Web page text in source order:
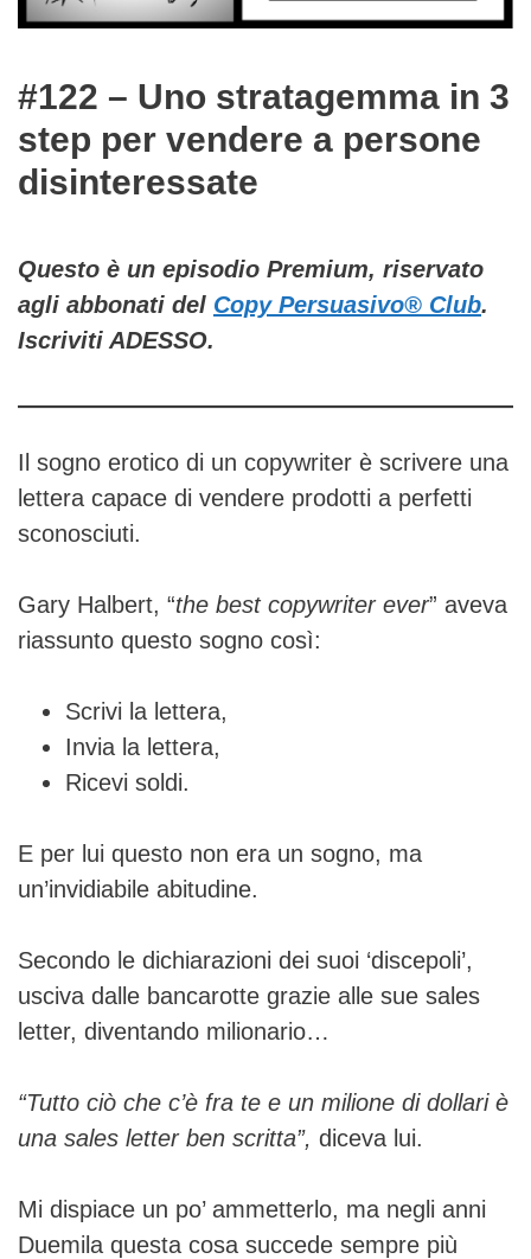
#122 – Uno stratagemma in 3
step per vendere a persone
disinteressate
Questo è un episodio Premium, riservato
agli abbonati del Copy Persuasivo® Club.
Iscriviti ADESSO.
Il sogno erotico di un copywriter è scrivere una
lettera capace di vendere prodotti a perfetti
sconosciuti.
Gary Halbert, “the best copywriter ever” aveva
riassunto questo sogno così:
Scrivi la lettera,
Invia la lettera,
Ricevi soldi.
E per lui questo non era un sogno, ma
un’invidiabile abitudine.
Secondo le dichiarazioni dei suoi ‘discepoli’,
usciva dalle bancarotte grazie alle sue sales
letter, diventando milionario…
“Tutto ciò che c’è fra te e un milione di dollari è
una sales letter ben scritta”, diceva lui.
Mi dispiace un po’ ammetterlo, ma negli anni
Duemila questa cosa succede sempre più